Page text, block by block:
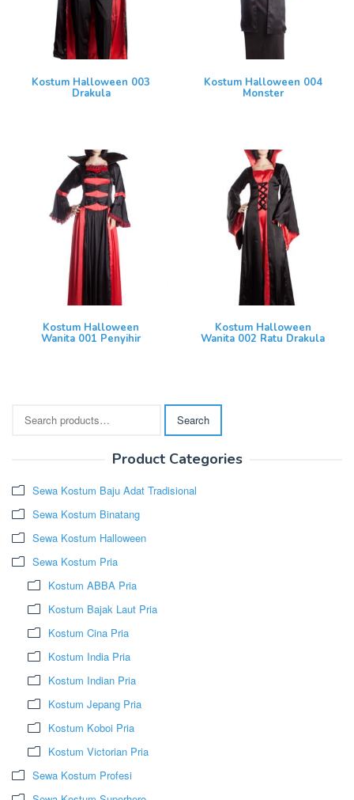
Kostum Halloween 003
Drakula
Kostum Halloween 004
Monster
Kostum Halloween
Wanita 001 Penyihir
Kostum Halloween
Wanita 002 Ratu Drakula
for:
Search
Product Categories
Sewa Kostum Baju Adat Tradisional
Sewa Kostum Binatang
Sewa Kostum Halloween
Sewa Kostum Pria
Kostum ABBA Pria
Kostum Bajak Laut Pria
Kostum Cina Pria
Kostum India Pria
Kostum Indian Pria
Kostum Jepang Pria
Kostum Koboi Pria
Kostum Victorian Pria
Sewa Kostum Profesi